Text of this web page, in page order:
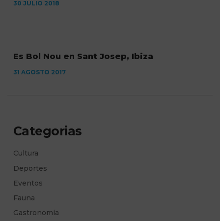
30 JULIO 2018
Es Bol Nou en Sant Josep, Ibiza
31 AGOSTO 2017
Categorias
Cultura
Deportes
Eventos
Fauna
Gastronomía